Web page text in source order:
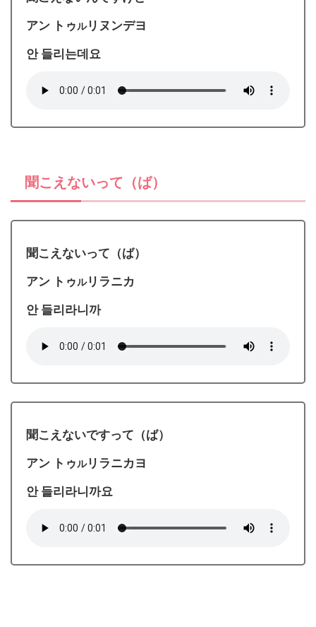
アン トゥルリヌンデヨ
안 들리는데요
聞こえないって（ば）
聞こえないって（ば）
アン トゥルリラニカ
안 들리라니까
聞こえないですって（ば）
アン トゥルリラニカヨ
안 들리라니까요